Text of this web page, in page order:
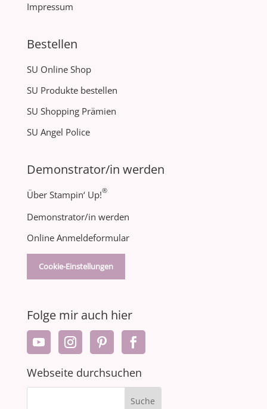
Impressum
Bestellen
SU Online Shop
SU Produkte bestellen
SU Shopping Prämien
SU Angel Police
Demonstrator/in werden
Über Stampin‘ Up!®
Demonstrator/in werden
Online Anmeldeformular
Cookie-Einstellungen
Folge mir auch hier
Webseite durchsuchen